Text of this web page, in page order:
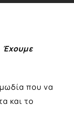
Έχουμε
που να
και το